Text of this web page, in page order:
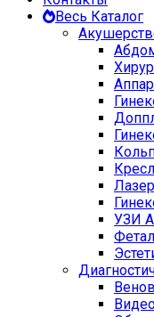
Весь Каталог
УЗИ